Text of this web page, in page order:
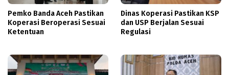
Pemko Banda Aceh Pastikan
Koperasi Beroperasi Sesuai
Ketentuan
Dinas Koperasi Pastikan KSP
dan USP Berjalan Sesuai
Regulasi